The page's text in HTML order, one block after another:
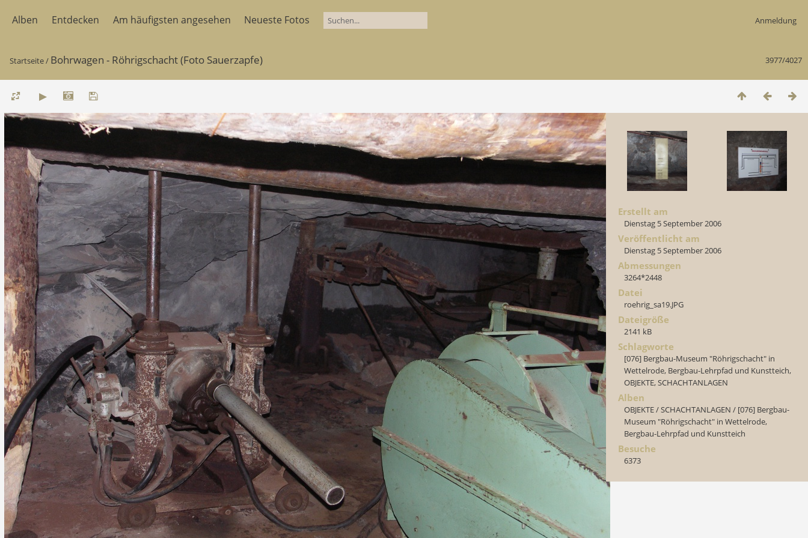
Alben Entdecken Am häufigsten angesehen Neueste Fotos Anmeldung
3977/4027
Startseite/ Bohrwagen - Röhrigschacht (Foto Sauerzapfe)
Erstellt am
Dienstag 5 September 2006
Veröffentlicht am
Dienstag 5 September 2006
Abmessungen
3264*2448
Datei
roehrig_sa19.JPG
Dateigröße
2141 kB
Schlagworte
[076] Bergbau-Museum "Röhrigschacht" in
Wettelrode, Bergbau-Lehrpfad und Kunstteich,
OBJEKTE,SCHACHTANLAGEN
Alben
OBJEKTE/SCHACHTANLAGEN / [076] Bergbau-
Museum "Röhrigschacht" in Wettelrode,
Bergbau-Lehrpfad und Kunstteich
Besuche
6373